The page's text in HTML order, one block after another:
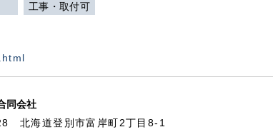
工事・取付可
同会社
北海道登別市富岸町2丁目 8-1